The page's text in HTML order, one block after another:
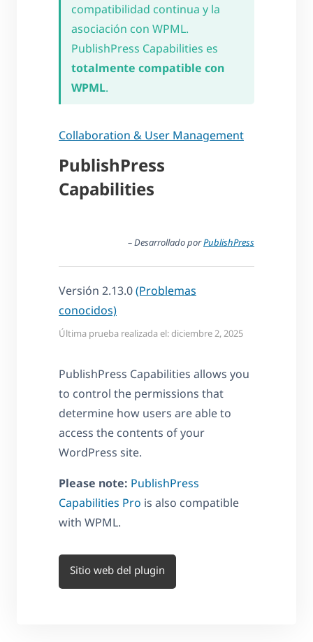
compatibilidad continua y la
asociación con WPML.
PublishPress Capabilities es
totalmente compatible con
WPML.
Collaboration & User Management
PublishPress
Capabilities
– Desarrollado porPublishPress
Versión 2.13.0(Problemas
conocidos)
Última prueba realizada el: diciembre 2, 2025
PublishPress Capabilities allows you
to control the permissions that
determine how users are able to
access the contents of your
WordPress site.
Please note: PublishPress
Capabilities Pro is also compatible
with WPML.
Sitio web del plugin